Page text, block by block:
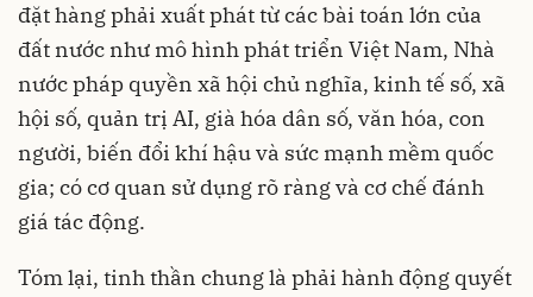
đặt hàng phải xuất phát từ các bài toán lớn của
đất nước như mô hình phát triển Việt Nam, Nhà
nước pháp quyền xã hội chủ nghĩa, kinh tế số, xã
hội số, quản trị AI, già hóa dân số, văn hóa, con
người, biến đổi khí hậu và sức mạnh mềm quốc
gia; có cơ quan sử dụng rõ ràng và cơ chế đánh
giá tác động.
Tóm lại, tinh thần chung là phải hành động quyết